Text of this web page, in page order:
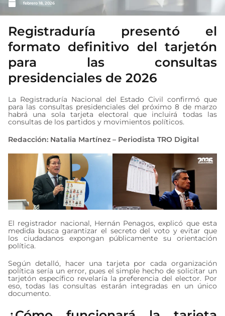
febrero 18, 2026
Registraduría presentó el
formato definitivo del tarjetón
para las consultas
presidenciales de 2026
La Registraduría Nacional del Estado Civil confirmó que
para las consultas presidenciales del próximo 8 de marzo
habrá una sola tarjeta electoral que incluirá todas las
consultas de los partidos y movimientos políticos.
Redacción: Natalia Martínez – Periodista TRO Digital
El registrador nacional, Hernán Penagos, explicó que esta
medida busca garantizar el secreto del voto y evitar que
los ciudadanos expongan públicamente su orientación
política.
Según detalló, hacer una tarjeta por cada organización
política sería un error, pues el simple hecho de solicitar un
tarjetón específico revelaría la preferencia del elector. Por
eso, todas las consultas estarán integradas en un único
documento.